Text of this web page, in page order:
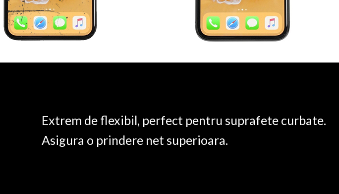
Extrem de flexibil, perfect pentru suprafete curbate.
Asigura o prindere net superioara.